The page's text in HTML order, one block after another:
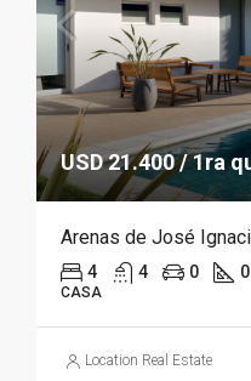
USD 21.400 / 1ra
Arenas de José
4 4 0
CASA
Location Real Estate